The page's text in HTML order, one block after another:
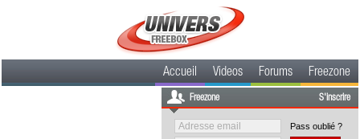
Accueil Videos Forums Freezone
Freezone S'inscrire
Pass oublié ?